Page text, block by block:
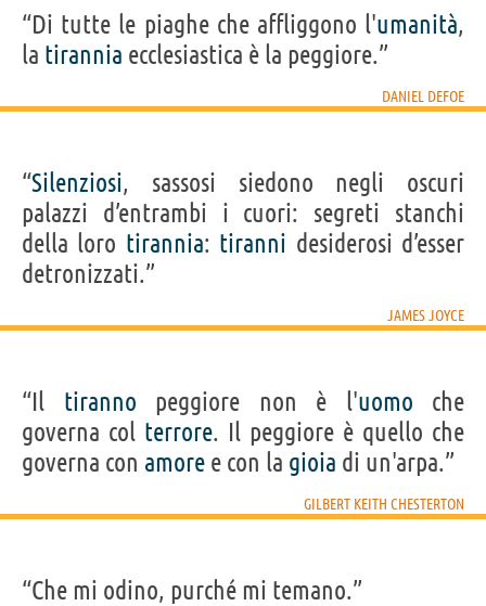
“Di tutte le piaghe che affliggono l'umanità,
la tirannia ecclesiastica è la peggiore.”
DANIEL DEFOE
“Silenziosi, sassosi siedono negli oscuri
palazzi d’entrambi i cuori: segreti stanchi
della loro tirannia: tiranni desiderosi d’esser
detronizzati.”
JAMES JOYCE
“Il tiranno peggiore non è l'uomo che
governa col terrore. Il peggiore è quello che
governa con amore e con la gioia di un'arpa.”
GILBERT KEITH CHESTERTON
“Che mi odino, purché mi temano.”